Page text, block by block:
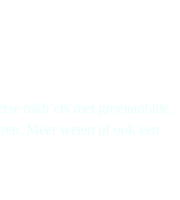
mkb’ers met groeiambitie,
Meer weten of ook een